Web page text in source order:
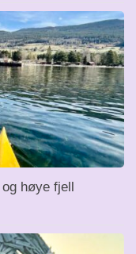
høye fjell